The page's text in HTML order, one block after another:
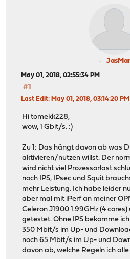
May 01, 2018, 02:55:34 PM
#1
Last Edit: May 01, 2018, 03:14:20
Hi tomekk228,
wow, 1 Gbit/s. :)
Zu 1: Das hängt davon ab was
aktivieren/nutzen willst. Der
wird nicht viel Prozessorlast
noch IPS, IPsec und Squit
mehr Leistung. Ich habe leider
aber mal mit iPerf an meiner
Celeron J1900 1.99GHz (4 cores)
getestet. Ohne IPS bekomme
350 Mbit/s im Up- und
noch 65 Mbit/s im Up- und
davon ab, welche Regeln ich alle